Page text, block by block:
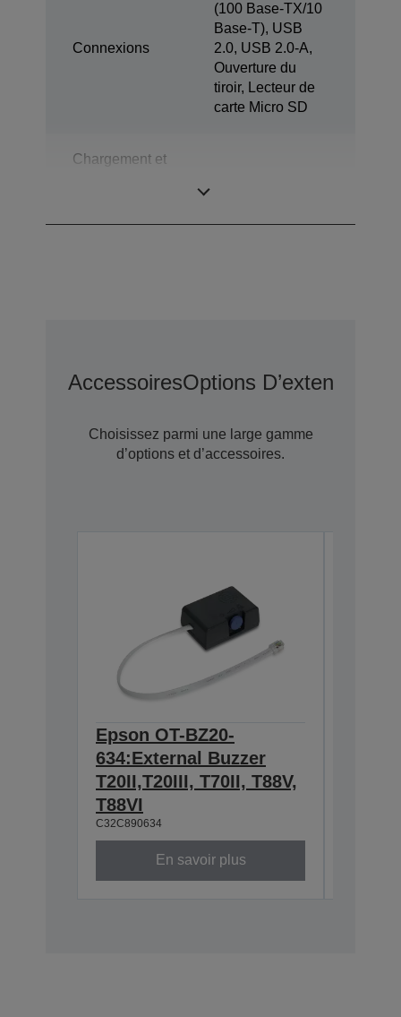
Connexions
(100 Base-TX/10
Base-T), USB
2.0, USB 2.0-A,
Ouverture du
tiroir, Lecteur de
carte Micro SD
Chargement et
AccessoiresOptions D’extension
Choisissez parmi une large gamme
d’options et d’accessoires.
Epson OT-BZ20-
634:External Buzzer
T20II,T20III, T70II, T88V,
T88VI
C32C890634
En savoir plus